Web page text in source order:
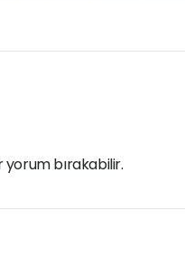
yorum bırakabilir.